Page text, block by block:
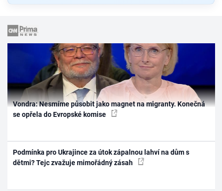
Vondra: Nesmíme působit jako magnet na migranty. Konečná
se opřela do Evropské komise
Podmínka pro Ukrajince za útok zápalnou lahví na dům s
dětmi? Tejc zvažuje mimořádný zásah